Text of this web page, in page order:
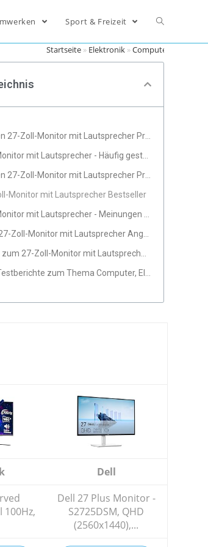
Sport & Freizeit
Startseite» Elektronik»Computer
Monitor mit Lautsprecher Bestseller
Dell
100Hz,
Dell 27 Plus Monitor -
S2725DSM, QHD
(2560x1440),...